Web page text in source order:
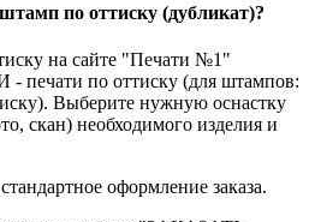
по оттиску (дубликат)?
на сайте "Печати №1"
печати по оттиску (для штампов:
Выберите нужную оснастку
скан) необходимого изделия и
оформление заказа.